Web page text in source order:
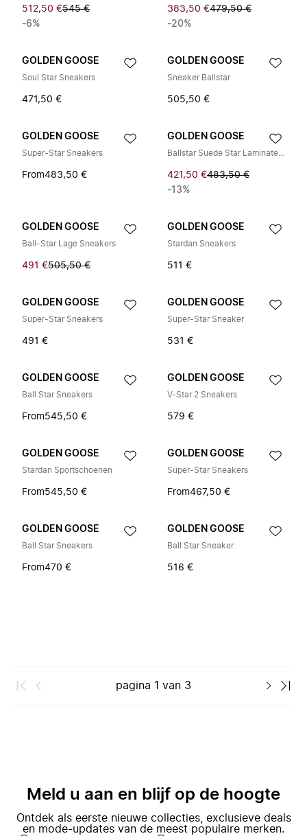
512,50 €545 €
-6%
383,50 €479,50 €
-20%
GOLDEN GOOSE
Soul Star Sneakers
471,50 €
GOLDEN GOOSE
Sneaker Ballstar
505,50 €
GOLDEN GOOSE
Super-Star Sneakers
From483,50 €
GOLDEN GOOSE
Ballstar Suede Star Laminated Heel
421,50 €483,50 €
-13%
GOLDEN GOOSE
Ball-Star Lage Sneakers
491 €505,50 €
GOLDEN GOOSE
Stardan Sneakers
511 €
GOLDEN GOOSE
Super-Star Sneakers
491 €
GOLDEN GOOSE
Super-Star Sneaker
531 €
GOLDEN GOOSE
Ball Star Sneakers
From545,50 €
GOLDEN GOOSE
V-Star 2 Sneakers
579 €
GOLDEN GOOSE
Stardan Sportschoenen
From545,50 €
GOLDEN GOOSE
Super-Star Sneakers
From467,50 €
GOLDEN GOOSE
Ball Star Sneakers
From470 €
GOLDEN GOOSE
Ball Star Sneaker
516 €
pagina 1 van 3
Meld u aan en blijf op de hoogte
Ontdek als eerste nieuwe collecties, exclusieve deals
en mode-updates van de meest populaire merken.